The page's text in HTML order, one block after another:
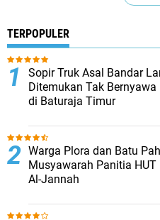
TERPOPULER
Sopir Truk Asal Bandar
Ditemukan Tak
di Baturaja Timur
Warga Plora dan Batu
Musyawarah Panitia HUT
Al-Jannah